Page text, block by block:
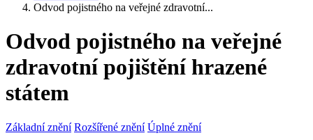
Odvod pojistného na veřejné zdravotní...
Odvod pojistného na veřejné
zdravotní pojištění hrazené
státem
Základní znění Rozšířené znění Úplné znění